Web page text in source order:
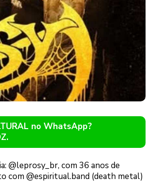
no WhatsApp?
@leprosy_br, com 36 anos de
com @espiritual.band (death metal)